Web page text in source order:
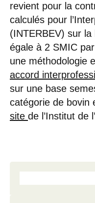
revient pour la
calculés pour
(INTERBEV) sur la
égale à 2 SMIC
une méthodologie
accord
sur une base
catégorie de bovin
site de l’Institut de